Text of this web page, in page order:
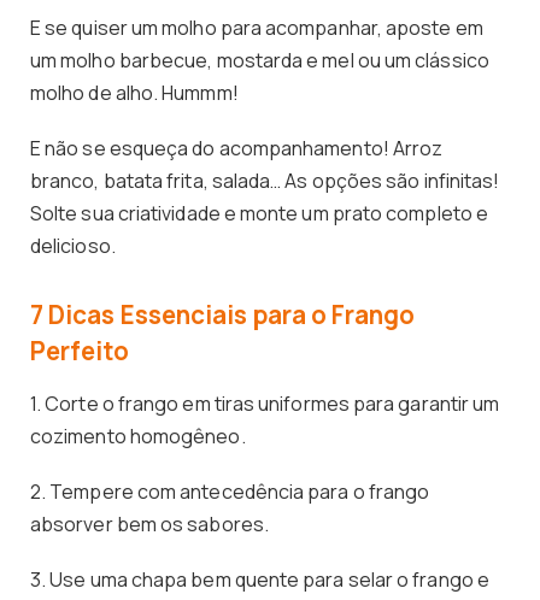
E se quiser um molho para acompanhar, aposte em
um molho barbecue, mostarda e mel ou um clássico
molho de alho. Hummm!
E não se esqueça do acompanhamento! Arroz
branco, batata frita, salada… As opções são infinitas!
Solte sua criatividade e monte um prato completo e
delicioso.
7 Dicas Essenciais para o Frango
Perfeito
1. Corte o frango em tiras uniformes para garantir um
cozimento homogêneo.
2. Tempere com antecedência para o frango
absorver bem os sabores.
3. Use uma chapa bem quente para selar o frango e